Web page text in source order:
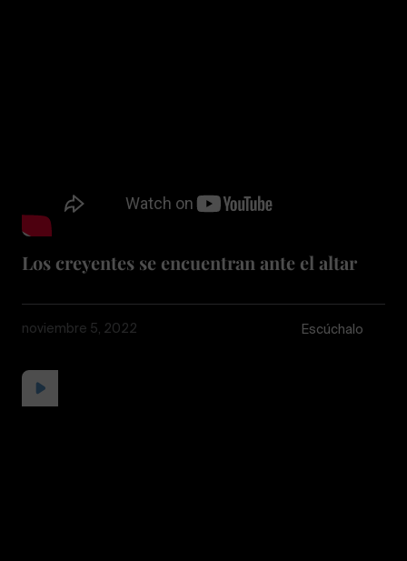
Los creyentes se encuentran ante el altar
noviembre 5, 2022 Escúchalo